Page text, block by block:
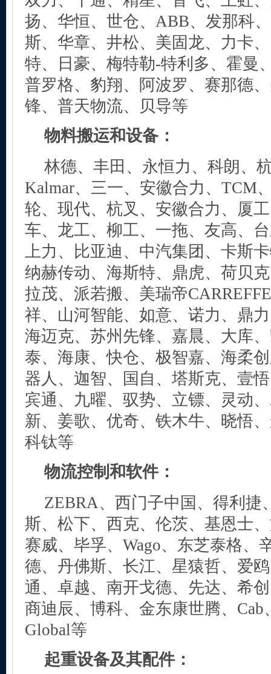
扬、华恒、世仓、ABB、发那科
斯、华章、井松、美固龙、力卡
特、日豪、梅特勒-特利多、霍曼
普罗格、豹翔、阿波罗、赛那德
锋、普天物流、贝导等
物料搬运和设备：
林德、丰田、永恒力、科朗、
Kalmar、三一、安徽合力、TCM
轮、现代、杭叉、安徽合力、厦
车、龙工、柳工、一拖、友高、
上力、比亚迪、中汽集团、卡斯
纳赫传动、海斯特、鼎虎、荷贝
拉茂、派若搬、美瑞帝
祥、山河智能、如意、诺力、鼎
海迈克、苏州先锋、嘉晨、大库
泰、海康、快仓、极智嘉、海柔
器人、迦智、国自、塔斯克、壹
宾通、九曜、驭势、立镖、灵动
新、姜歌、优奇、铁木牛、晓悟
科钛等
物流控制和软件：
ZEBRA、西门子中国、得利捷
斯、松下、西克、伦茨、基恩士
赛威、毕孚、Wago、东芝泰格、
德、丹佛斯、长江、星猿哲、爱
通、卓越、南开戈德、先达、希
商迪辰、博科、金东康世腾、Cab
Global等
起重设备及其配件：